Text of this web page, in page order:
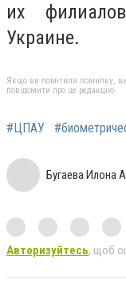
их
Украине.
Якщо ви помітили помилку,
повідомити про це редакцію
#ЦПАУ
Бугаева Илона
Авторизуйтесь, щоб